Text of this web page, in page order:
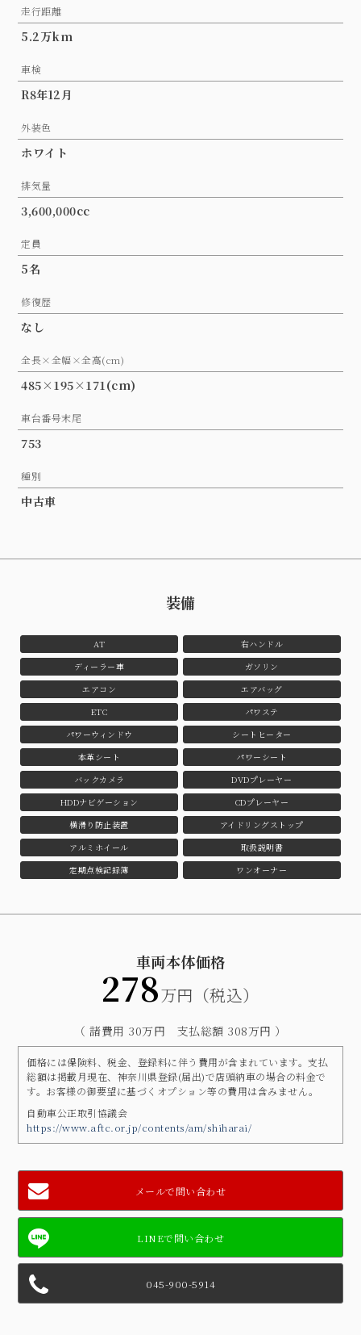
走行距離
5.2万km
車検
R8年12月
外装色
ホワイト
排気量
3,600,000cc
定員
5名
修復歴
なし
全長×全幅×全高(cm)
485×195×171(cm)
車台番号末尾
753
種別
中古車
装備
AT
右ハンドル
ディーラー車
ガソリン
エアコン
エアバッグ
ETC
パワステ
パワーウィンドウ
シートヒーター
本革シート
パワーシート
バックカメラ
DVDプレーヤー
HDDナビゲーション
CDプレーヤー
横滑り防止装置
アイドリングストップ
アルミホイール
取扱説明書
定期点検記録簿
ワンオーナー
車両本体価格
278万円（税込）
（ 諸費用 30万円 支払総額 308万円 ）
価格には保険料、税金、登録料に伴う費用が含まれています。支払
総額は掲載月現在、神奈川県登録(届出)で店頭納車の場合の料金で
す。お客様の御要望に基づくオプション等の費用は含みません。
自動車公正取引協議会
https://www.aftc.or.jp/contents/am/shiharai/
メールで問い合わせ
045-900-5914